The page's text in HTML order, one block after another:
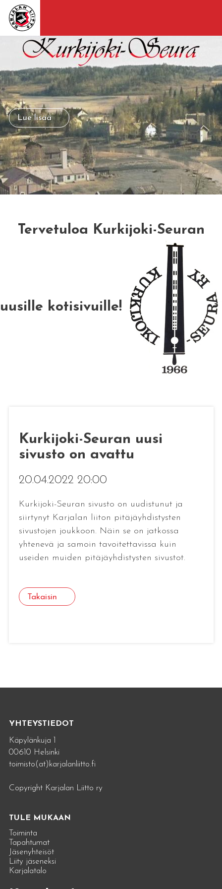
Lue lisää
Tervetuloa Kurkijoki-Seuran
uusille kotisivuille!
Kurkijoki-Seuran uusi
sivusto on avattu
20.04.2022 20:00
Kurkijoki-Seuran sivusto on uudistunut ja
siirtynyt Karjalan liiton pitäjäyhdistysten
sivustojen joukkoon. Näin se on jatkossa
yhtenevä ja samoin tavoitettavissa kuin
useiden muiden pitäjäyhdistysten sivustot.
Takaisin
YHTEYSTIEDOT
Käpylänkuja 1
00610 Helsinki
toimisto(at)karjalanliitto.fi
Copyright Karjalan Liitto ry
TULE MUKAAN
Toiminta
Tapahtumat
Jäsenyhteisöt
Liity jäseneksi
Karjalatalo